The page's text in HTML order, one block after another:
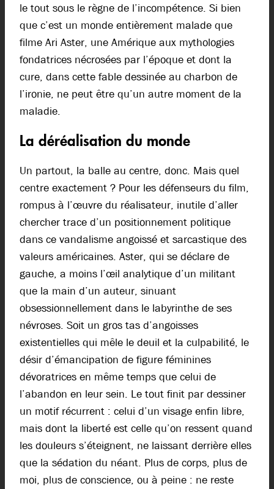
le tout sous le règne de l’incompétence. Si bien
que c’est un monde entièrement malade que
filme Ari Aster, une Amérique aux mythologies
fondatrices nécrosées par l’époque et dont la
cure, dans cette fable dessinée au charbon de
l’ironie, ne peut être qu’un autre moment de la
maladie.
La déréalisation du monde
Un partout, la balle au centre, donc. Mais quel
centre exactement ? Pour les défenseurs du film,
rompus à l’œuvre du réalisateur, inutile d’aller
chercher trace d’un positionnement politique
dans ce vandalisme angoissé et sarcastique des
valeurs américaines. Aster, qui se déclare de
gauche, a moins l’œil analytique d’un militant
que la main d’un auteur, sinuant
obsessionnellement dans le labyrinthe de ses
névroses. Soit un gros tas d’angoisses
existentielles qui mêle le deuil et la culpabilité, le
désir d’émancipation de figure féminines
dévoratrices en même temps que celui de
l’abandon en leur sein. Le tout finit par dessiner
un motif récurrent : celui d’un visage enfin libre,
mais dont la liberté est celle qu’on ressent quand
les douleurs s’éteignent, ne laissant derrière elles
que la sédation du néant. Plus de corps, plus de
moi, plus de conscience, ou à peine : ne reste